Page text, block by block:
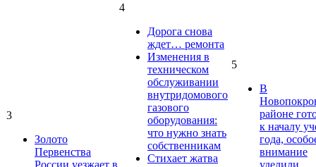
3
Золото
Первенства
России уезжает в
4
Дорога снова
ждет… ремонта
Изменения в
техническом
обслуживании
внутридомового
газового
оборудования:
что нужно знать
собственникам
Стихает жатва
5
В
районе
к началу
года,
внимание
уделили